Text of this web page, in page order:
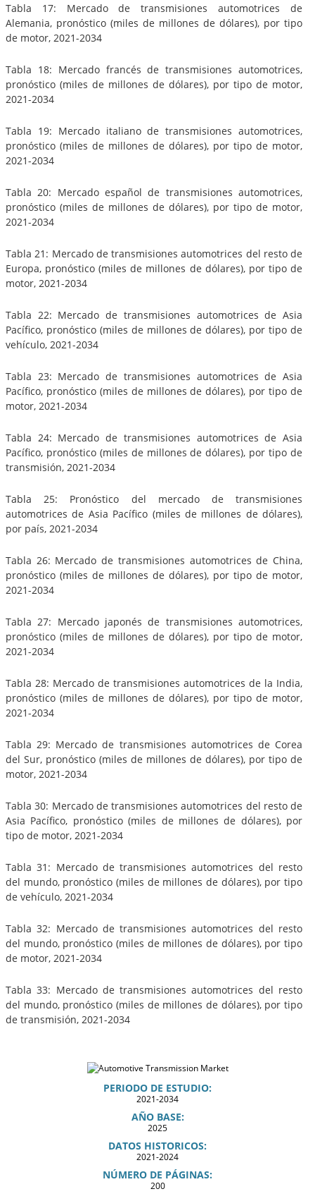
Tabla 17: Mercado de transmisiones automotrices de
Alemania, pronóstico (miles de millones de dólares), por tipo
de motor, 2021-2034
Tabla 18: Mercado francés de transmisiones automotrices,
pronóstico (miles de millones de dólares), por tipo de motor,
2021-2034
Tabla 19: Mercado italiano de transmisiones automotrices,
pronóstico (miles de millones de dólares), por tipo de motor,
2021-2034
Tabla 20: Mercado español de transmisiones automotrices,
pronóstico (miles de millones de dólares), por tipo de motor,
2021-2034
Tabla 21: Mercado de transmisiones automotrices del resto de
Europa, pronóstico (miles de millones de dólares), por tipo de
motor, 2021-2034
Tabla 22: Mercado de transmisiones automotrices de Asia
Pacífico, pronóstico (miles de millones de dólares), por tipo de
vehículo, 2021-2034
Tabla 23: Mercado de transmisiones automotrices de Asia
Pacífico, pronóstico (miles de millones de dólares), por tipo de
motor, 2021-2034
Tabla 24: Mercado de transmisiones automotrices de Asia
Pacífico, pronóstico (miles de millones de dólares), por tipo de
transmisión, 2021-2034
Tabla 25: Pronóstico del mercado de transmisiones
automotrices de Asia Pacífico (miles de millones de dólares),
por país, 2021-2034
Tabla 26: Mercado de transmisiones automotrices de China,
pronóstico (miles de millones de dólares), por tipo de motor,
2021-2034
Tabla 27: Mercado japonés de transmisiones automotrices,
pronóstico (miles de millones de dólares), por tipo de motor,
2021-2034
Tabla 28: Mercado de transmisiones automotrices de la India,
pronóstico (miles de millones de dólares), por tipo de motor,
2021-2034
Tabla 29: Mercado de transmisiones automotrices de Corea
del Sur, pronóstico (miles de millones de dólares), por tipo de
motor, 2021-2034
Tabla 30: Mercado de transmisiones automotrices del resto de
Asia Pacífico, pronóstico (miles de millones de dólares), por
tipo de motor, 2021-2034
Tabla 31: Mercado de transmisiones automotrices del resto
del mundo, pronóstico (miles de millones de dólares), por tipo
de vehículo, 2021-2034
Tabla 32: Mercado de transmisiones automotrices del resto
del mundo, pronóstico (miles de millones de dólares), por tipo
de motor, 2021-2034
Tabla 33: Mercado de transmisiones automotrices del resto
del mundo, pronóstico (miles de millones de dólares), por tipo
de transmisión, 2021-2034
PERIODO DE ESTUDIO:
2021-2034
AÑO BASE:
2025
DATOS HISTORICOS:
2021-2024
NÚMERO DE PÁGINAS:
200